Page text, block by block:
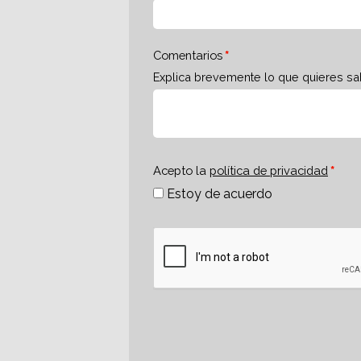
Comentarios
Explica brevemente lo que quieres
Acepto la política de privacidad
Estoy de acuerdo